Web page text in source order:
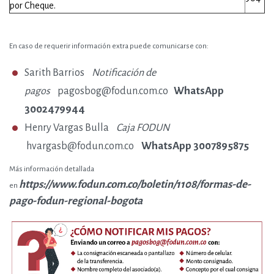
por Cheque.
En caso de requerir información extra puede comunicarse con:
Sarith Barrios Notificación de
pagospagosbog@fodun.com.co WhatsApp
3002479944
Henry Vargas Bulla Caja FODUN
hvargasb@fodun.com.co WhatsApp 3007895875
Más información detallada
en https://www.fodun.com.co/boletin/1108/formas-de-
pago-fodun-regional-bogota